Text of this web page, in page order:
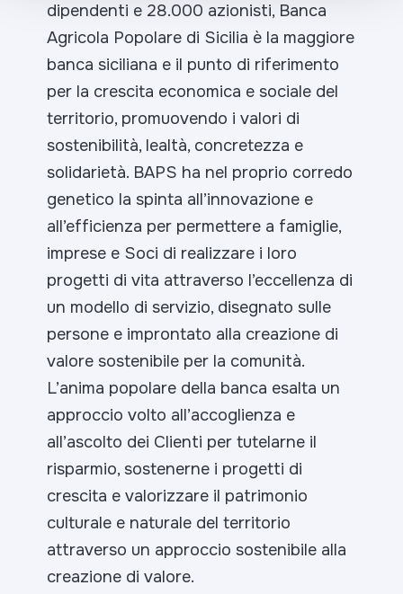
dipendenti e 28.000 azionisti, Banca
Agricola Popolare di Sicilia è la maggiore
banca siciliana e il punto di riferimento
per la crescita economica e sociale del
territorio, promuovendo i valori di
sostenibilità, lealtà, concretezza e
solidarietà. BAPS ha nel proprio corredo
genetico la spinta all’innovazione e
all’efficienza per permettere a famiglie,
imprese e Soci di realizzare i loro
progetti di vita attraverso l’eccellenza di
un modello di servizio, disegnato sulle
persone e improntato alla creazione di
valore sostenibile per la comunità.
L’anima popolare della banca esalta un
approccio volto all’accoglienza e
all’ascolto dei Clienti per tutelarne il
risparmio, sostenerne i progetti di
crescita e valorizzare il patrimonio
culturale e naturale del territorio
attraverso un approccio sostenibile alla
creazione di valore.